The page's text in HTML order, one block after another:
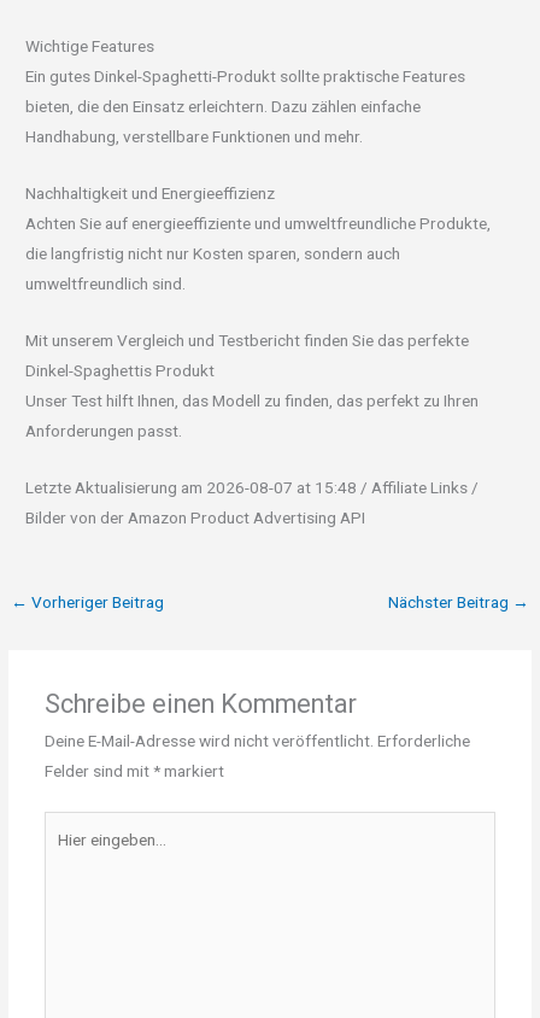
Wichtige Features
Ein gutes Dinkel-Spaghetti-Produkt sollte praktische Features
bieten, die den Einsatz erleichtern. Dazu zählen einfache
Handhabung, verstellbare Funktionen und mehr.
Nachhaltigkeit und Energieeffizienz
Achten Sie auf energieeffiziente und umweltfreundliche Produkte,
die langfristig nicht nur Kosten sparen, sondern auch
umweltfreundlich sind.
Mit unserem Vergleich und Testbericht finden Sie das perfekte
Dinkel-Spaghettis Produkt
Unser Test hilft Ihnen, das Modell zu finden, das perfekt zu Ihren
Anforderungen passt.
Letzte Aktualisierung am 2026-08-07 at 15:48 / Affiliate Links /
Bilder von der Amazon Product Advertising API
← Vorheriger Beitrag Nächster Beitrag →
Schreibe einen Kommentar
Deine E-Mail-Adresse wird nicht veröffentlicht. Erforderliche
Felder sind mit*markiert
eingeben…